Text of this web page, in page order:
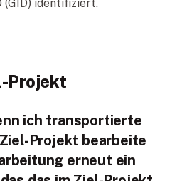
(GID) identifiziert.
Projekt
ich transportierte
Projekt bearbeite
erneut ein